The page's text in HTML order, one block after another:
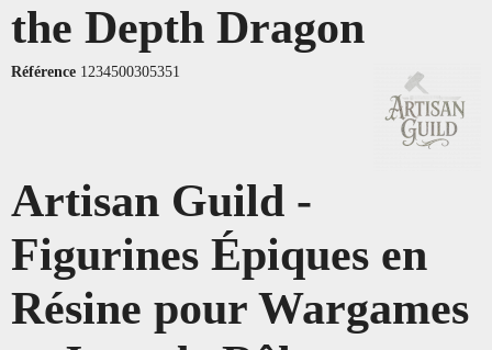
the Depth Dragon
Référence 1234500305351
Artisan Guild -
Figurines Épiques en
Résine pour Wargames